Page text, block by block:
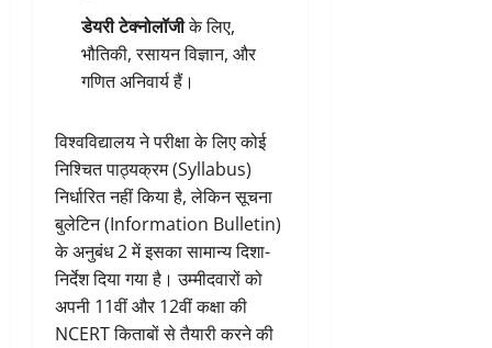
डेयरी टेक्नोलॉजीके लिए,
भौतिकी, रसायन विज्ञान, और
गणित अनिवार्य हैं।
विश्वविद्यालय ने परीक्षा के लिए कोई
निश्चित पाठ्यक्रम (Syllabus)
निर्धारित नहीं किया है, लेकिन सूचना
बुलेटिन (Information Bulletin)
के अनुबंध 2 में इसका सामान्य दिशा-
निर्देश दिया गया है। उम्मीदवारों को
अपनी 11वीं और 12वीं कक्षा की
NCERT किताबों से तैयारी करने की